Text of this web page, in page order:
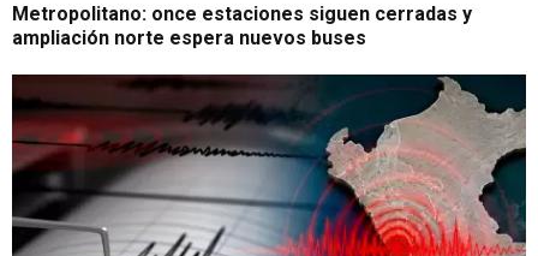
Metropolitano: once estaciones siguen cerradas y
ampliación norte espera nuevos buses